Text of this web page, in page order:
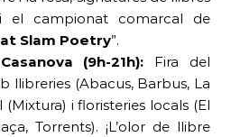
el campionat comarcal de
Slam Poetry”.
(9h-21h): Fira del
llibreries (Abacus, Barbus, La
i floristeries locals (El
Torrents). ¡L’olor de llibre